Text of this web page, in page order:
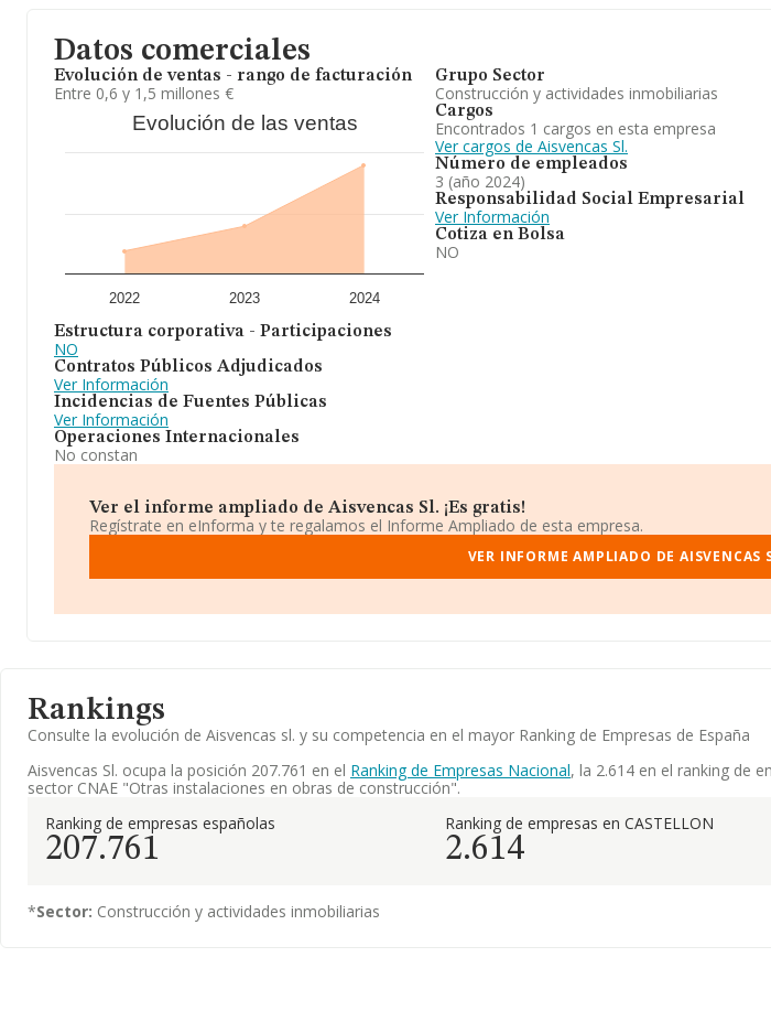
Datos comerciales
Evolución de ventas - rango de facturación
Entre 0,6 y 1,5 millones €
Evolución de las ventas
2022 2023 2024
Estructura corporativa - Participaciones
NO
Contratos Públicos Adjudicados
Ver Información
Incidencias de Fuentes Públicas
Ver Información
Operaciones Internacionales
No constan
Grupo Sector
Construcción y actividades inmobiliarias
Cargos
Encontrados 1 cargos en esta empresa
Ver cargos de Aisvencas Sl.
Número de empleados
3 (año 2024)
Responsabilidad Social Empresarial
Ver Información
Cotiza en Bolsa
NO
Ver el informe ampliado de Aisvencas Sl. ¡Es gratis!
Regístrate en eInforma y te regalamos el Informe Ampliado de esta empresa.
VER INFORME AMPLIADO DE AISVENCAS
Rankings
Consulte la evolución de Aisvencas sl. y su competencia en el mayor Ranking de Empresas de España
Aisvencas Sl. ocupa la posición 207.761 en el Ranking de Empresas Nacional, la 2.614 en el ranking de
sector CNAE "Otras instalaciones en obras de construcción".
Ranking de empresas españolas
207.761
Ranking de empresas en CASTELLON
2.614
*Sector: Construcción y actividades inmobiliarias